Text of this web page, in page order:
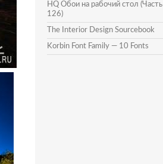
HQ Обои на рабочий стол (Часть
126)
The Interior Design Sourcebook
Korbin Font Family — 10 Fonts